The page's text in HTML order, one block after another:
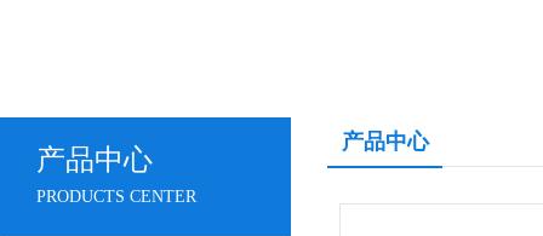
产品中心
PRODUCTS CENTER
产品中心